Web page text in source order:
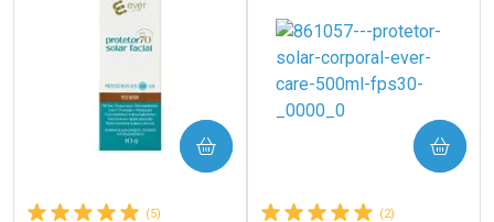
(5)
COMPRAR
(2)
COMPRAR